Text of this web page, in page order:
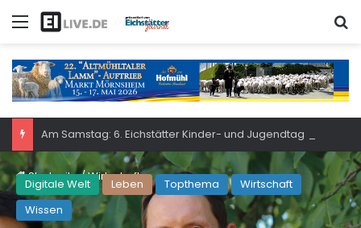
Menü
Startseite/Wirtschaft
Digitale Welt Leben Topthema
Wirtschaft
Wissen